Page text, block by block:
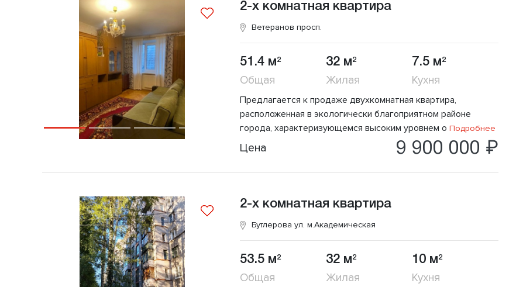
2-х комнатная квартира
Ветеранов просп.
51.4 м2
Общая
32 м2
Жилая
7.5 м2
Кухня
Предлагается к продаже двухкомнатная квартира,
расположенная в экологически благоприятном районе
города, характеризующемся высоким уровнем о Подробнее
Цена 9 900 000 ₽
2-х комнатная квартира
Бутлерова ул. м.Академическая
53.5 м2
Общая
32 м2
Жилая
10 м2
Кухня